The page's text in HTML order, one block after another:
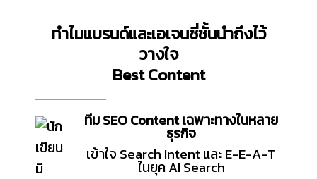
ทำไมแบรนด์และเอเจนซี่ชั้นนำถึงไว้
วางใจ
Best Content
ทีม SEO Content เฉพาะทางในหลาย
ธุรกิจ
เข้าใจ Search Intent และ E-E-A-T
ในยุค AI Search